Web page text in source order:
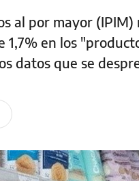
al por mayor
1,7% en los
datos que se